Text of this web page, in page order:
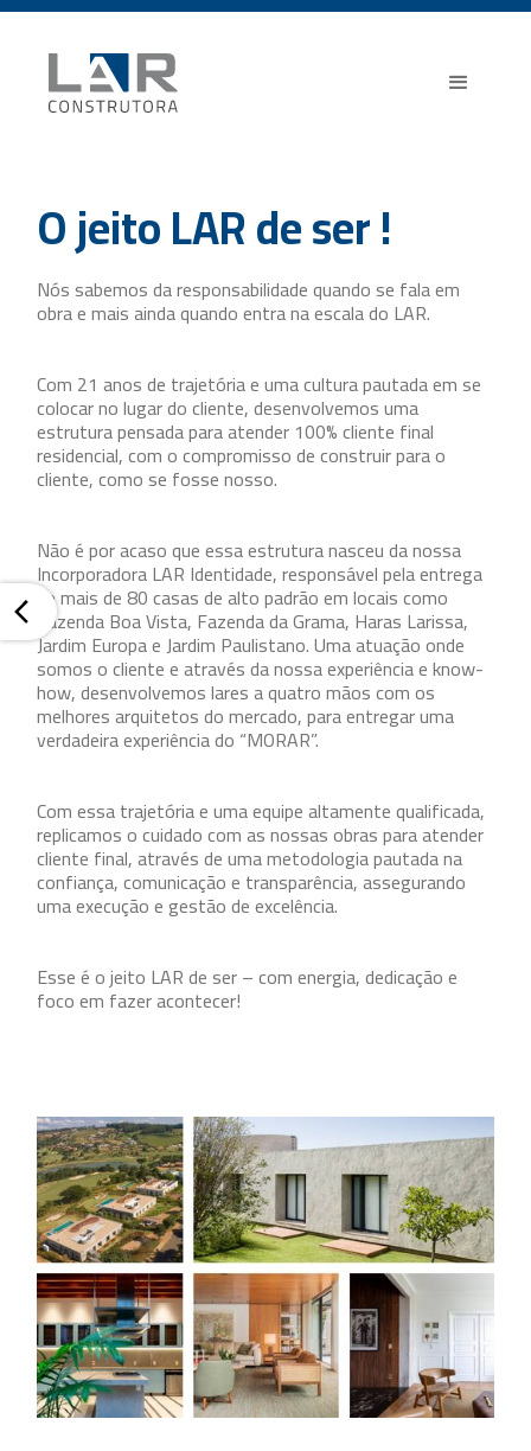
O jeito LAR de ser !
Nós sabemos da responsabilidade quando se fala em
obra e mais ainda quando entra na escala do LAR.
Com 21 anos de trajetória e uma cultura pautada em se
colocar no lugar do cliente, desenvolvemos uma
estrutura pensada para atender 100% cliente final
residencial, com o compromisso de construir para o
cliente, como se fosse nosso.
Não é por acaso que essa estrutura nasceu da nossa
Incorporadora LAR Identidade, responsável pela entrega
de mais de 80 casas de alto padrão em locais como
Fazenda Boa Vista, Fazenda da Grama, Haras Larissa,
Jardim Europa e Jardim Paulistano. Uma atuação onde
somos o cliente e através da nossa experiência e know-
how, desenvolvemos lares a quatro mãos com os
melhores arquitetos do mercado, para entregar uma
verdadeira experiência do “MORAR”.
Com essa trajetória e uma equipe altamente qualificada,
replicamos o cuidado com as nossas obras para atender
cliente final, através de uma metodologia pautada na
confiança, comunicação e transparência, assegurando
uma execução e gestão de excelência.
Esse é o jeito LAR de ser – com energia, dedicação e
foco em fazer acontecer!